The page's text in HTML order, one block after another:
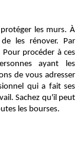
les murs. À
les rénover. Par
procéder à ces
ayant les
de vous adresser
qui a fait ses
Sachez qu'il peut
les bourses.